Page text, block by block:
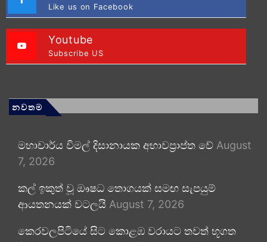
Like us on Facebook
Youtube
Subscribe US
නවතම
මහාචාර්ය විමල් දිසානායක අභාවප්‍රාප්ත වේ August
7, 2026
කල් ඉකුත් වූ ඖෂධ තොගයක් සමඟ සැපයුම්
ආයතනයක් වටලයි August 7, 2026
කෙරවලපිටියේ සිට කොළඹ වරායට තවත් භූගත